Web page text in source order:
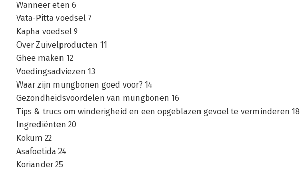
Wanneer eten 6
Vata-Pitta voedsel 7
Kapha voedsel 9
Over Zuivelproducten 11
Ghee maken 12
Voedingsadviezen 13
Waar zijn mungbonen goed voor? 14
Gezondheidsvoordelen van mungbonen 16
Tips & trucs om winderigheid en een opgeblazen gevoel te verminderen 18
Ingrediënten 20
Kokum 22
Asafoetida 24
Koriander 25